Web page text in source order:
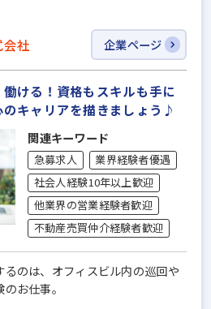
社 企業ページ
働ける！資格もスキルも手に
キャリアを描きましょう♪
関連キーワード
急募求人
業界経験者優遇
社会人経験10年以上歓迎
他業界の営業経験者歓迎
不動産売買仲介経験者歓迎
るのは、オフィスビル内の巡回や
お仕事。